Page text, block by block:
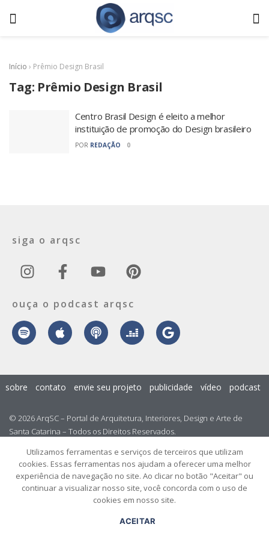
Início › Prêmio Design Brasil
Tag: Prêmio Design Brasil
Centro Brasil Design é eleito a melhor
instituição de promoção do Design brasileiro
POR REDAÇÃO 0
siga o arqsc
ouça o podcast arqsc
© 2026 ArqSC – Portal de Arquitetura, Interiores, Design e Arte de
Santa Catarina – Todos os Direitos Reservados.
sobre contato envie seu projeto publicidade vídeo podcast
Utilizamos ferramentas e serviços de terceiros que utilizam
cookies. Essas ferramentas nos ajudam a oferecer uma melhor
experiência de navegação no site. Ao clicar no botão "Aceitar" ou
continuar a visualizar nosso site, você concorda com o uso de
cookies em nosso site.
ACEITAR